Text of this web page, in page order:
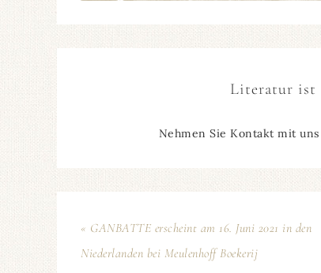
Literatur ist
Nehmen Sie Kontakt mit
« GANBATTE erscheint am 16. Juni 2021 in den
Niederlanden bei Meulenhoff Boekerij